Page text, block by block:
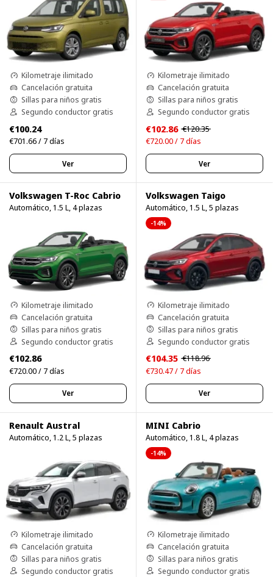
Kilometraje ilimitado
Cancelación gratuita
Sillas para niños gratis
Segundo conductor gratis
€100.24
€701.66 / 7 días
Ver
Kilometraje ilimitado
Cancelación gratuita
Sillas para niños gratis
Segundo conductor gratis
€102.86 €120.35
€720.00 / 7 días
Ver
Volkswagen T-Roc Cabrio
Automático, 1.5 L, 4 plazas
Kilometraje ilimitado
Cancelación gratuita
Sillas para niños gratis
Segundo conductor gratis
€102.86
€720.00 / 7 días
Ver
Volkswagen Taigo
Automático, 1.5 L, 5 plazas
-14%
Kilometraje ilimitado
Cancelación gratuita
Sillas para niños gratis
Segundo conductor gratis
€104.35 €118.96
€730.47 / 7 días
Ver
Renault Austral
Automático, 1.2 L, 5 plazas
Kilometraje ilimitado
Cancelación gratuita
Sillas para niños gratis
Segundo conductor gratis
MINI Cabrio
Automático, 1.8 L, 4 plazas
-14%
Kilometraje ilimitado
Cancelación gratuita
Sillas para niños gratis
Segundo conductor gratis